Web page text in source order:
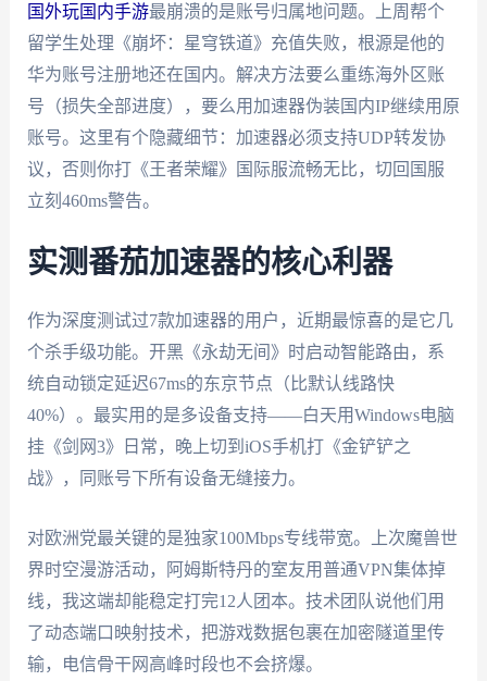
国外玩国内手游最崩溃的是账号归属地问题。上周帮个
留学生处理《崩坏：星穹铁道》充值失败，根源是他的
华为账号注册地还在国内。解决方法要么重练海外区账
号（损失全部进度），要么用加速器伪装国内IP继续用原
账号。这里有个隐藏细节：加速器必须支持UDP转发协
议，否则你打《王者荣耀》国际服流畅无比，切回国服
立刻460ms警告。
实测番茄加速器的核心利器
作为深度测试过7款加速器的用户，近期最惊喜的是它几
个杀手级功能。开黑《永劫无间》时启动智能路由，系
统自动锁定延迟67ms的东京节点（比默认线路快
40%）。最实用的是多设备支持——白天用Windows电脑
挂《剑网3》日常，晚上切到iOS手机打《金铲铲之
战》，同账号下所有设备无缝接力。
对欧洲党最关键的是独家100Mbps专线带宽。上次魔兽世
界时空漫游活动，阿姆斯特丹的室友用普通VPN集体掉
线，我这端却能稳定打完12人团本。技术团队说他们用
了动态端口映射技术，把游戏数据包裹在加密隧道里传
输，电信骨干网高峰时段也不会挤爆。